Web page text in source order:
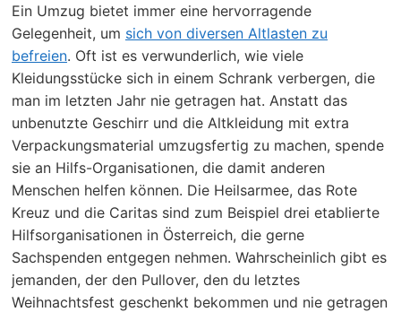
Ein Umzug bietet immer eine hervorragende
Gelegenheit, um sich von diversen Altlasten zu
befreien. Oft ist es verwunderlich, wie viele
Kleidungsstücke sich in einem Schrank verbergen, die
man im letzten Jahr nie getragen hat. Anstatt das
unbenutzte Geschirr und die Altkleidung mit extra
Verpackungsmaterial umzugsfertig zu machen, spende
sie an Hilfs-Organisationen, die damit anderen
Menschen helfen können. Die Heilsarmee, das Rote
Kreuz und die Caritas sind zum Beispiel drei etablierte
Hilfsorganisationen in Österreich, die gerne
Sachspenden entgegen nehmen. Wahrscheinlich gibt es
jemanden, der den Pullover, den du letztes
Weihnachtsfest geschenkt bekommen und nie getragen